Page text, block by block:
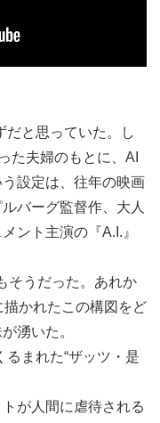
だと思っていた。し
た夫婦のもとに、AI
設定は、往年の映画
バーグ監督作、大人
ント主演の『A.I.』
そうだった。あれか
かれたこの構図をど
湧いた。
まれた“ザッツ・是
が人間に虐待される